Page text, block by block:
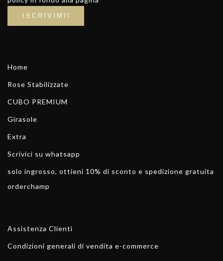
Home
Rose Stabilizzate
CUBO PREMIUM
Girasole
Extra
Scrivici su whatsapp
solo ingrosso, ottieni 10% di sconto e spedizione gratuita
orderchamp
Assistenza Clienti
Condizioni generali di vendita e-commerce